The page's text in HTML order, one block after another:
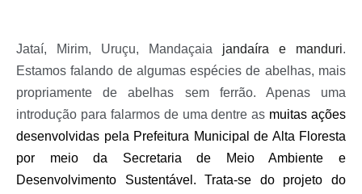
Jataí, Mirim, Uruçu, Mandaçaia jandaíra e manduri.
Estamos falando de algumas espécies de abelhas, mais
propriamente de abelhas sem ferrão. Apenas uma
introdução para falarmos de uma dentre as muitas ações
desenvolvidas pela Prefeitura Municipal de Alta Floresta
por meio da Secretaria de Meio Ambiente e
Desenvolvimento Sustentável. Trata-se do projeto do